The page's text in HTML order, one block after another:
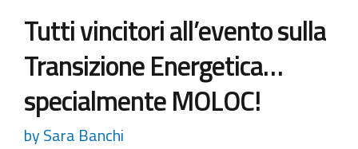
Tutti vincitori all’evento sulla
Transizione Energetica…
specialmente MOLOC!
by Sara Banchi